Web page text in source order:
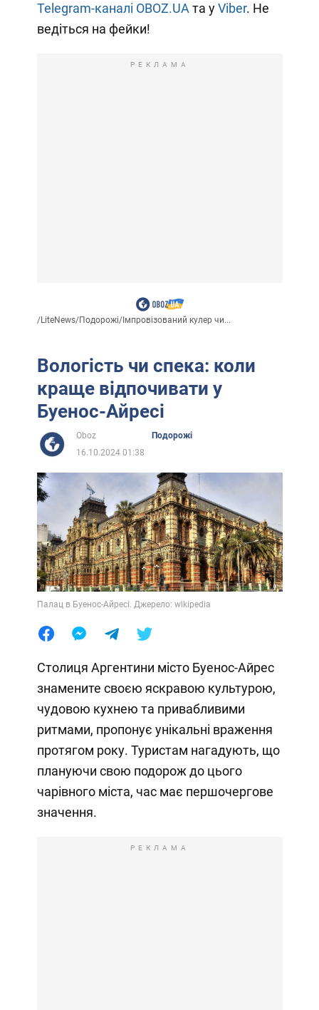
Telegram-каналі OBOZ.UA та уViber. Не
ведіться на фейки!
РЕКЛАМА
/LiteNews/Подорожі/Імпровізований кулер чи...
Вологість чи спека: коли
краще відпочивати у
Буенос-Айресі
Oboz
Подорожі
16.10.2024 01:38
Палац в Буенос-Айресі. Джерело: wikipedia
Столиця Аргентини місто Буенос-Айрес
знамените своєю яскравою культурою,
чудовою кухнею та привабливими
ритмами, пропонує унікальні враження
протягом року. Туристам нагадують, що
плануючи свою подорож до цього
чарівного міста, час має першочергове
значення.
РЕКЛАМА